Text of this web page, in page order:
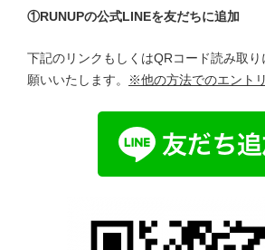
①RUNUPの公式LINEを友だちに追加
下記のリンクもしくはQRコード読み取
願いいたします。
※他の方法でのエント